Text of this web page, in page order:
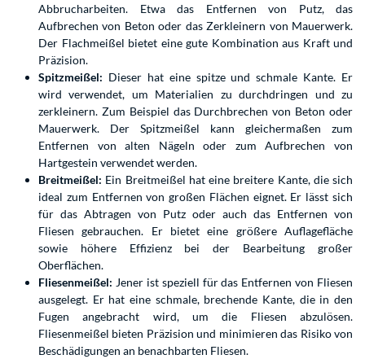
Abbrucharbeiten. Etwa das Entfernen von Putz, das
Aufbrechen von Beton oder das Zerkleinern von Mauerwerk.
Der Flachmeißel bietet eine gute Kombination aus Kraft und
Präzision.
Spitzmeißel: Dieser hat eine spitze und schmale Kante. Er
wird verwendet, um Materialien zu durchdringen und zu
zerkleinern. Zum Beispiel das Durchbrechen von Beton oder
Mauerwerk. Der Spitzmeißel kann gleichermaßen zum
Entfernen von alten Nägeln oder zum Aufbrechen von
Hartgestein verwendet werden.
Breitmeißel: Ein Breitmeißel hat eine breitere Kante, die sich
ideal zum Entfernen von großen Flächen eignet. Er lässt sich
für das Abtragen von Putz oder auch das Entfernen von
Fliesen gebrauchen. Er bietet eine größere Auflagefläche
sowie höhere Effizienz bei der Bearbeitung großer
Oberflächen.
Fliesenmeißel: Jener ist speziell für das Entfernen von Fliesen
ausgelegt. Er hat eine schmale, brechende Kante, die in den
Fugen angebracht wird, um die Fliesen abzulösen.
Fliesenmeißel bieten Präzision und minimieren das Risiko von
Beschädigungen an benachbarten Fliesen.